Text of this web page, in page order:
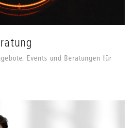
Events und Beratungen für